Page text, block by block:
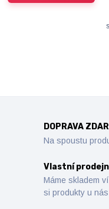
DOPRAVA
Na spoustu
Vlastní
Máme skladem
si produkty u